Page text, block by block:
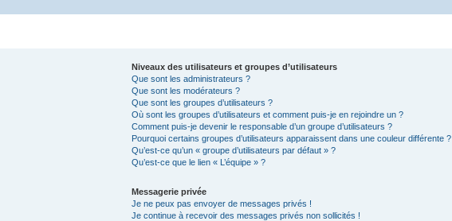
Niveaux des utilisateurs et groupes d’utilisateurs
Que sont les administrateurs ?
Que sont les modérateurs ?
Que sont les groupes d’utilisateurs ?
Où sont les groupes d’utilisateurs et comment puis-je en rejoindre un ?
Comment puis-je devenir le responsable d’un groupe d’utilisateurs ?
Pourquoi certains groupes d’utilisateurs apparaissent dans une couleur différente ?
Qu’est-ce qu’un « groupe d’utilisateurs par défaut » ?
Qu’est-ce que le lien « L’équipe » ?
Messagerie privée
Je ne peux pas envoyer de messages privés !
Je continue à recevoir des messages privés non sollicités !